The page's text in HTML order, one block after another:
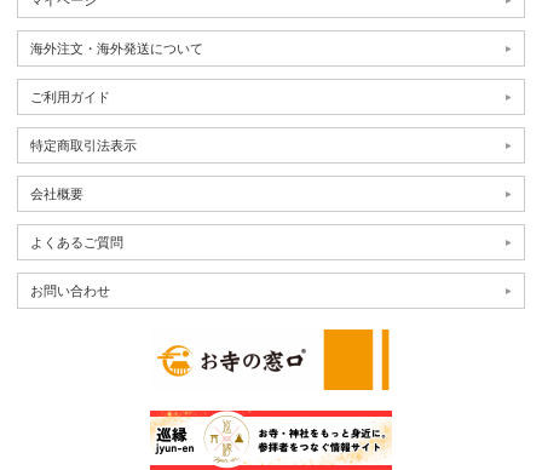
海外注文・海外発送について
ご利用ガイド
特定商取引法表示
会社概要
よくあるご質問
お問い合わせ